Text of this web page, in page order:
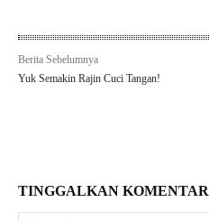
Berita Sebelumnya
Yuk Semakin Rajin Cuci Tangan!
TINGGALKAN KOMENTAR